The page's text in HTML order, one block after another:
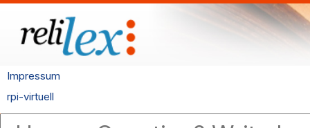
Impressum
rpi-virtuell